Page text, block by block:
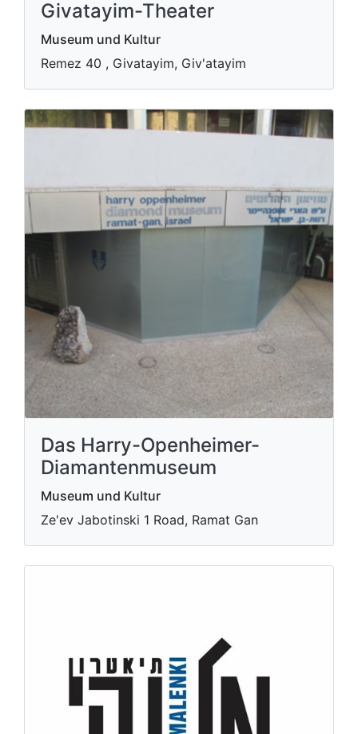
Givatayim-Theater
Museum und Kultur
Remez 40 , Givatayim, Giv'atayim
Das Harry-Openheimer-
Diamantenmuseum
Museum und Kultur
Ze'ev Jabotinski 1 Road, Ramat Gan